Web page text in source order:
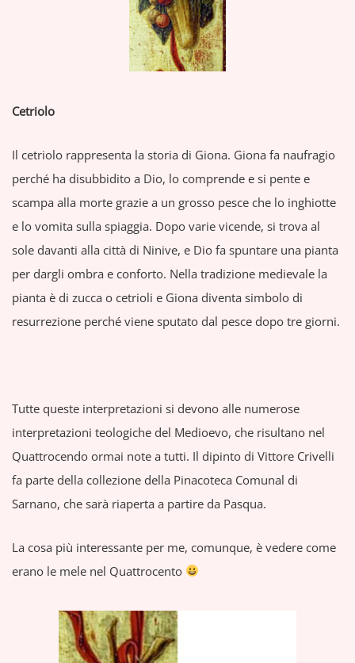
Cetriolo
Il cetriolo rappresenta la storia di Giona. Giona fa naufragio
perché ha disubbidito a Dio, lo comprende e si pente e
scampa alla morte grazie a un grosso pesce che lo inghiotte
e lo vomita sulla spiaggia. Dopo varie vicende, si trova al
sole davanti alla città di Ninive, e Dio fa spuntare una pianta
per dargli ombra e conforto. Nella tradizione medievale la
pianta è di zucca o cetrioli e Giona diventa simbolo di
resurrezione perché viene sputato dal pesce dopo tre giorni.
Tutte queste interpretazioni si devono alle numerose
interpretazioni teologiche del Medioevo, che risultano nel
Quattrocendo ormai note a tutti. Il dipinto di Vittore Crivelli
fa parte della collezione della Pinacoteca Comunal di
Sarnano, che sarà riaperta a partire da Pasqua.
La cosa più interessante per me, comunque, è vedere come
erano le mele nel Quattrocento